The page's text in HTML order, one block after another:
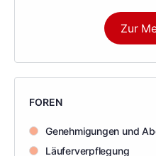
Zur
FOREN
Genehmigungen und
Läuferverpflegung